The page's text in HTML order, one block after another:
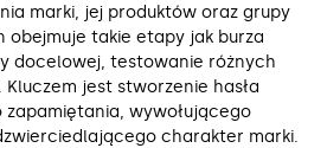
marki, jej produktów oraz grupy
obejmuje takie etapy jak burza
docelowej, testowanie różnych
jest stworzenie hasła
zapamiętania, wywołującego
charakter marki.